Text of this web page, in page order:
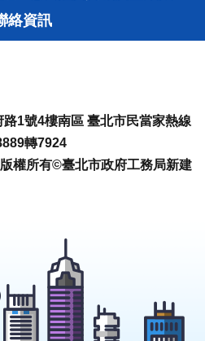
絡資訊
1號4樓南區 臺北市民當家熱線
轉7924
權所有©臺北市政府工務局新建